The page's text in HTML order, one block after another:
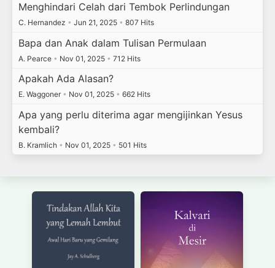
Menghindari Celah dari Tembok Perlindungan
C. Hernandez • Jun 21, 2025 • 807 Hits
Bapa dan Anak dalam Tulisan Permulaan
A. Pearce • Nov 01, 2025 • 712 Hits
Apakah Ada Alasan?
E. Waggoner • Nov 01, 2025 • 662 Hits
Apa yang perlu diterima agar mengijinkan Yesus
kembali?
B. Kramlich • Nov 01, 2025 • 501 Hits